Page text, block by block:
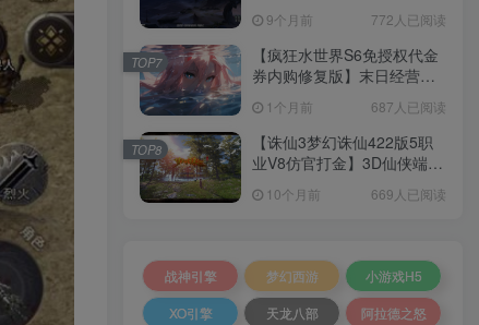
端+GM指令+PC客户端+架设
教程
9个月前 772人已阅读
【疯狂水世界S6免授权代金
券内购修复版】末日经营生
工具+管理后台+CDK授权后
台+安卓+架设教程
1个月前 687人已阅读
TOP7
【诛仙3梦幻诛仙422版5职
业V8仿官打金】3D仙侠端游
工具+PC客户端+架设教程
10个月前 669人已阅读
TOP8
战神引擎 梦幻西游
小游戏H5
XO引擎
天龙八部
阿拉德之怒